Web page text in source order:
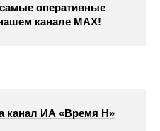
оперативные
канале МАХ!
канал ИА «Время Н»